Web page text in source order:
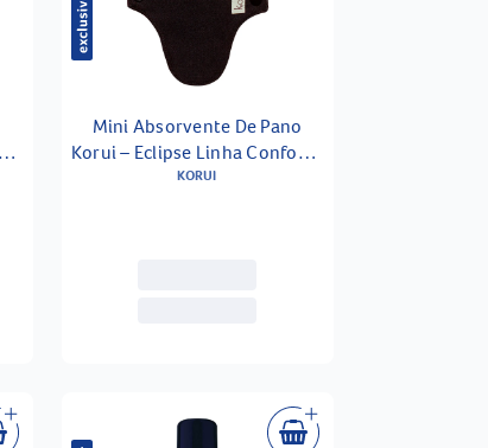
Mini Absorvente De Pano
Korui – Eclipse Linha Conforto
Natural
KORUI